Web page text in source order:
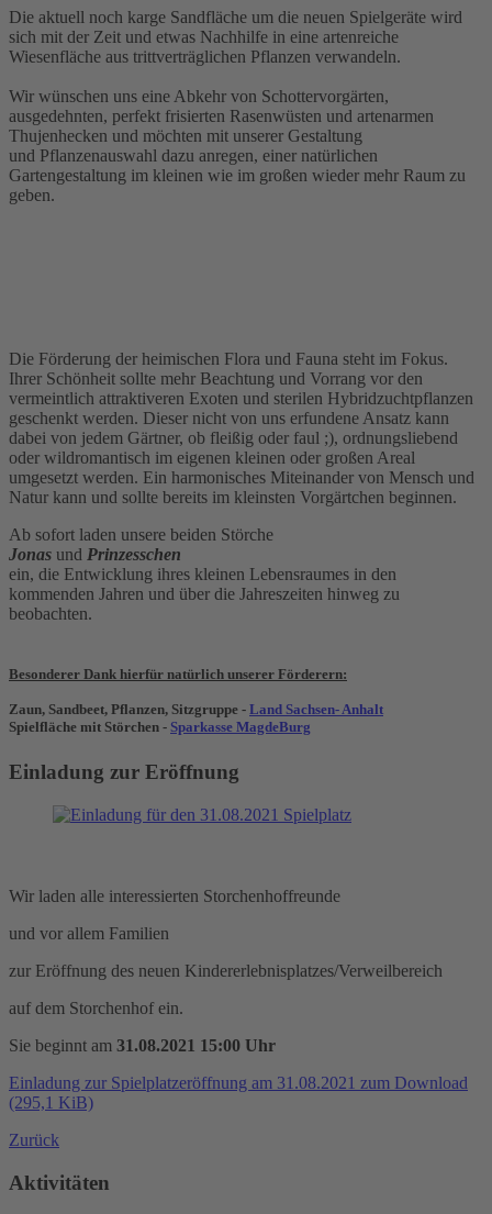
Die aktuell noch karge Sandfläche um die neuen Spielgeräte wird
sich mit der Zeit und etwas Nachhilfe in eine artenreiche
Wiesenfläche aus trittverträglichen Pflanzen verwandeln.
Wir wünschen uns eine Abkehr von Schottervorgärten,
ausgedehnten, perfekt frisierten Rasenwüsten und artenarmen
Thujenhecken und möchten mit unserer Gestaltung
und Pflanzenauswahl dazu anregen, einer natürlichen
Gartengestaltung im kleinen wie im großen wieder mehr Raum zu
geben.
Die Förderung der heimischen Flora und Fauna steht im Fokus.
Ihrer Schönheit sollte mehr Beachtung und Vorrang vor den
vermeintlich attraktiveren Exoten und sterilen Hybridzuchtpflanzen
geschenkt werden. Dieser nicht von uns erfundene Ansatz kann
dabei von jedem Gärtner, ob fleißig oder faul ;), ordnungsliebend
oder wildromantisch im eigenen kleinen oder großen Areal
umgesetzt werden. Ein harmonisches Miteinander von Mensch und
Natur kann und sollte bereits im kleinsten Vorgärtchen beginnen.
Ab sofort laden unsere beiden Störche
Jonas und Prinzesschen
ein, die Entwicklung ihres kleinen Lebensraumes in den
kommenden Jahren und über die Jahreszeiten hinweg zu
beobachten.
Besonderer Dank hierfür natürlich unserer Förderern:
Zaun, Sandbeet, Pflanzen, Sitzgruppe - Land Sachsen- Anhalt
Spielfläche mit Störchen - Sparkasse MagdeBurg
Einladung zur Eröffnung
Wir laden alle interessierten Storchenhoffreunde
und vor allem Familien
zur Eröffnung des neuen Kindererlebnisplatzes/Verweilbereich
auf dem Storchenhof ein.
Sie beginnt am 31.08.2021 15:00 Uhr
Einladung zur Spielplatzeröffnung am 31.08.2021 zum Download
(295,1 KiB)
Zurück
Aktivitäten